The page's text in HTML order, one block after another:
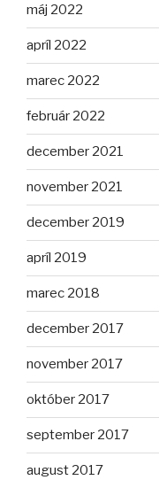
máj 2022
apríl 2022
marec 2022
február 2022
december 2021
november 2021
december 2019
apríl 2019
marec 2018
december 2017
november 2017
október 2017
september 2017
august 2017